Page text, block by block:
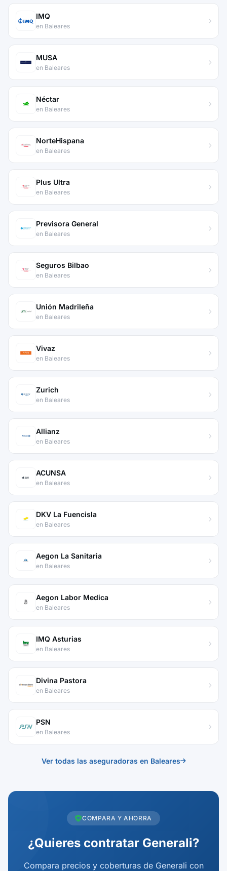
IMQ
en Baleares
MUSA
en Baleares
Néctar
en Baleares
NorteHispana
en Baleares
Plus Ultra
en Baleares
Previsora General
en Baleares
Seguros Bilbao
en Baleares
Unión Madrileña
en Baleares
Vivaz
en Baleares
Zurich
en Baleares
Allianz
en Baleares
ACUNSA
en Baleares
DKV La Fuencisla
en Baleares
Aegon La Sanitaria
en Baleares
Aegon Labor Medica
en Baleares
IMQ Asturias
en Baleares
Divina Pastora
en Baleares
PSN
en Baleares
Ver todas las aseguradoras en Baleares
COMPARA Y AHORRA
¿Quieres contratar Generali?
Compara precios y coberturas de Generali con